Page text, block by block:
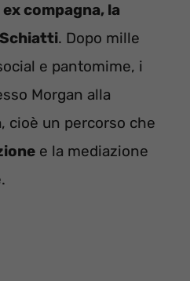
compagna, la
. Dopo mille
e pantomime, i
Morgan alla
, cioè un percorso che
e la mediazione